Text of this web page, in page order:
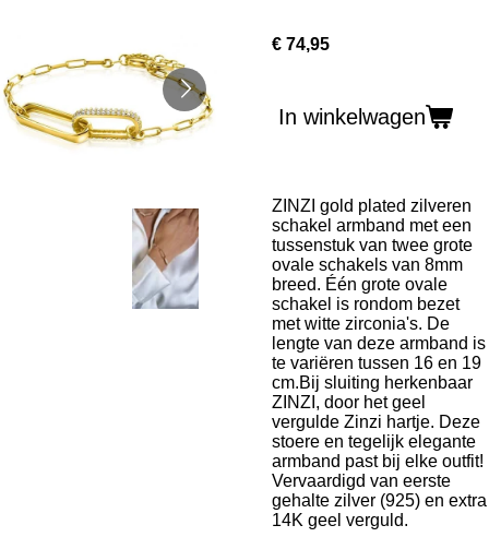
€ 74,95
In winkelwagen
ZINZI gold plated zilveren
schakel armband met een
tussenstuk van twee grote
ovale schakels van 8mm
breed. Één grote ovale
schakel is rondom bezet
met witte zirconia's. De
lengte van deze armband is
te variëren tussen 16 en 19
cm.Bij sluiting herkenbaar
ZINZI, door het geel
vergulde Zinzi hartje. Deze
stoere en tegelijk elegante
armband past bij elke outfit!
Vervaardigd van eerste
gehalte zilver (925) en extra
14K geel verguld.